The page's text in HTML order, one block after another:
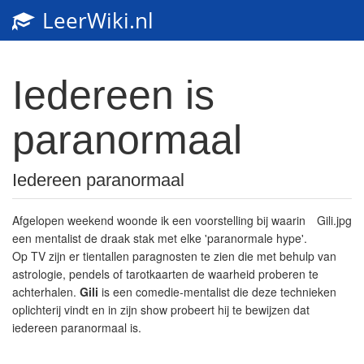
LeerWiki.nl
Iedereen is
paranormaal
Iedereen paranormaal
Gili.jpg
Afgelopen weekend woonde ik een voorstelling bij waarin
een mentalist de draak stak met elke 'paranormale hype'.
Op TV zijn er tientallen paragnosten te zien die met behulp van
astrologie, pendels of tarotkaarten de waarheid proberen te
achterhalen. Gili is een comedie-mentalist die deze technieken
oplichterij vindt en in zijn show probeert hij te bewijzen dat
iedereen paranormaal is.